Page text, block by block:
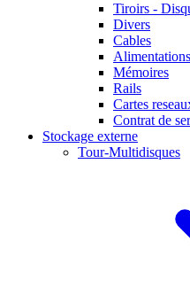
Tiroirs -
Divers
Cables
Alimentations
Mémoires
Rails
Cartes
Contrat de
Stockage externe
Tour-Multidisques